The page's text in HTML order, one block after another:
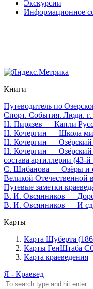
Экскурсии
Информационное
Книги
Путеводитель по
Спорт. События. Люди.
Н. Пирязев — Капли
Н. Кочергин — Школа
Н. Кочергин — Озёрский
Н. Кочергин — Озёрский
состава артиллерии
С. Шибанова — Озёры и
Великой Отечественной
Путевые заметки
В. И. Овсянников —
В. И. Овсянников — И
Карты
Карта Шуберта
Карты ГенШтаба
Карта краеведения
Я - Краевед